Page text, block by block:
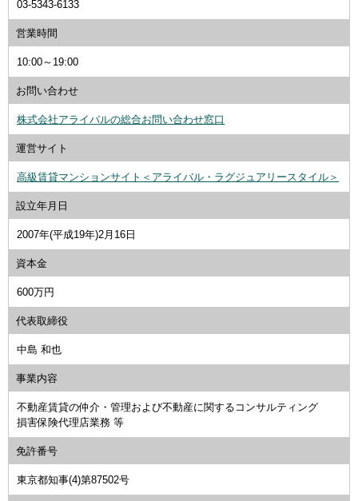
03-5343-6133
営業時間
10:00～19:00
お問い合わせ
株式会社アライバルの総合お問い合わせ窓口
運営サイト
高級賃貸マンションサイト＜アライバル・ラグジュアリースタイル＞
設立年月日
2007年(平成19年)2月16日
資本金
600万円
代表取締役
中島 和也
事業内容
不動産賃貸の仲介・管理および不動産に関するコンサルティング
損害保険代理店業務 等
免許番号
東京都知事(4)第87502号